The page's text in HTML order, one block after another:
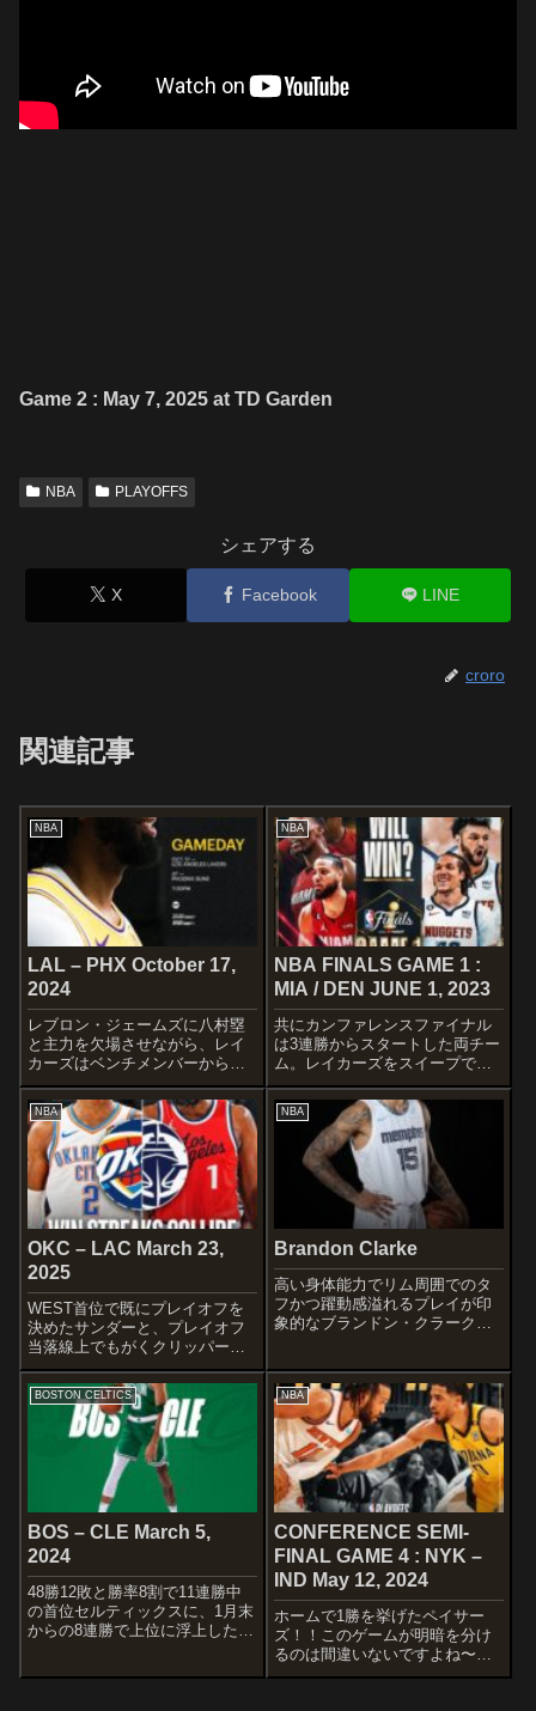
Game 2 : May 7, 2025 at TD Garden
NBA PLAYOFFS
シェアする
X Facebook LINE
croro
関連記事
NBA
LAL – PHX October 17,
2024
レブロン・ジェームズに八村塁
と主力を欠場させながら、レイ
カーズはベンチメンバーからス
ターを探します...ｗ
STARTERSLOS ANGELES
LAKERSCam ReddishAnthony
DavisAustin ReavesMax ...
NBA
NBA FINALS GAME 1 :
MIA / DEN JUNE 1, 2023
共にカンファレンスファイナル
は3連勝からスタートした両チー
ム。レイカーズをスイープで下
したウエスト1位のナゲッツと、
セルツとGAME 7までもつれ込
み死闘を繰り広げながらも見事
なアップセットでファイナルに
のぼり詰めたイースト8位のヒー
トの対...
NBA
OKC – LAC March 23,
2025
WEST首位で既にプレイオフを
決めたサンダーと、プレイオフ
当落線上でもがくクリッパーズ
の一戦です。CAVS、グリズリー
ズと強豪を倒してきているの
で、勢いでサンダーも喰ってほ
しいですね～ｗ
STARTERSOKLAHOMA CITY
NBA
Brandon Clarke
高い身体能力でリム周囲でのタ
フかつ躍動感溢れるプレイが印
象的なブランドン・クラークが
ら日本のバスケファンにも馴染
み深い選手ではないでしょう
か。DETAILWikipedia Ins...
BOSTON CELTICS
BOS – CLE March 5,
2024
48勝12敗と勝率8割で11連勝中
の首位セルティックスに、1月末
からの8連勝で上位に浮上した3
NBA
CONFERENCE SEMI-
FINAL GAME 4 : NYK –
IND May 12, 2024
ホームで1勝を挙げたペイサー
ズ！！このゲームが明暗を分け
るのは間違いないですよね〜
STARTERSNEW YORK